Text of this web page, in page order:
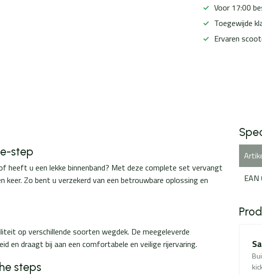
Voor 17:00
Toegewijde
Ervaren
step
heeft u een lekke binnenband? Met deze complete set vervangt
keer. Zo bent u verzekerd van een betrouwbare oplossing en
op verschillende soorten wegdek. De meegeleverde
en draagt bij aan een comfortabele en veilige rijervaring.
steps
EAN